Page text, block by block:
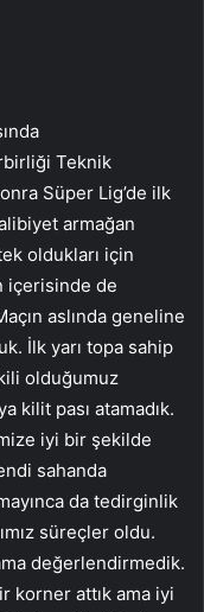
Teknik
Süper Lig’de ilk
armağan
oldukları için
içerisinde de
aslında geneline
İlk yarı topa sahip
olduğumuz
kilit pası atamadık.
iyi bir şekilde
sahanda
da tedirginlik
süreçler oldu.
değerlendirmedik.
korner attık ama iyi